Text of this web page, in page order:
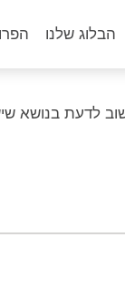
הבלוג שלנו
לדעת בנושא